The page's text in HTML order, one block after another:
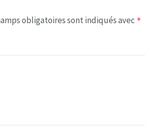
obligatoires sont indiqués avec *